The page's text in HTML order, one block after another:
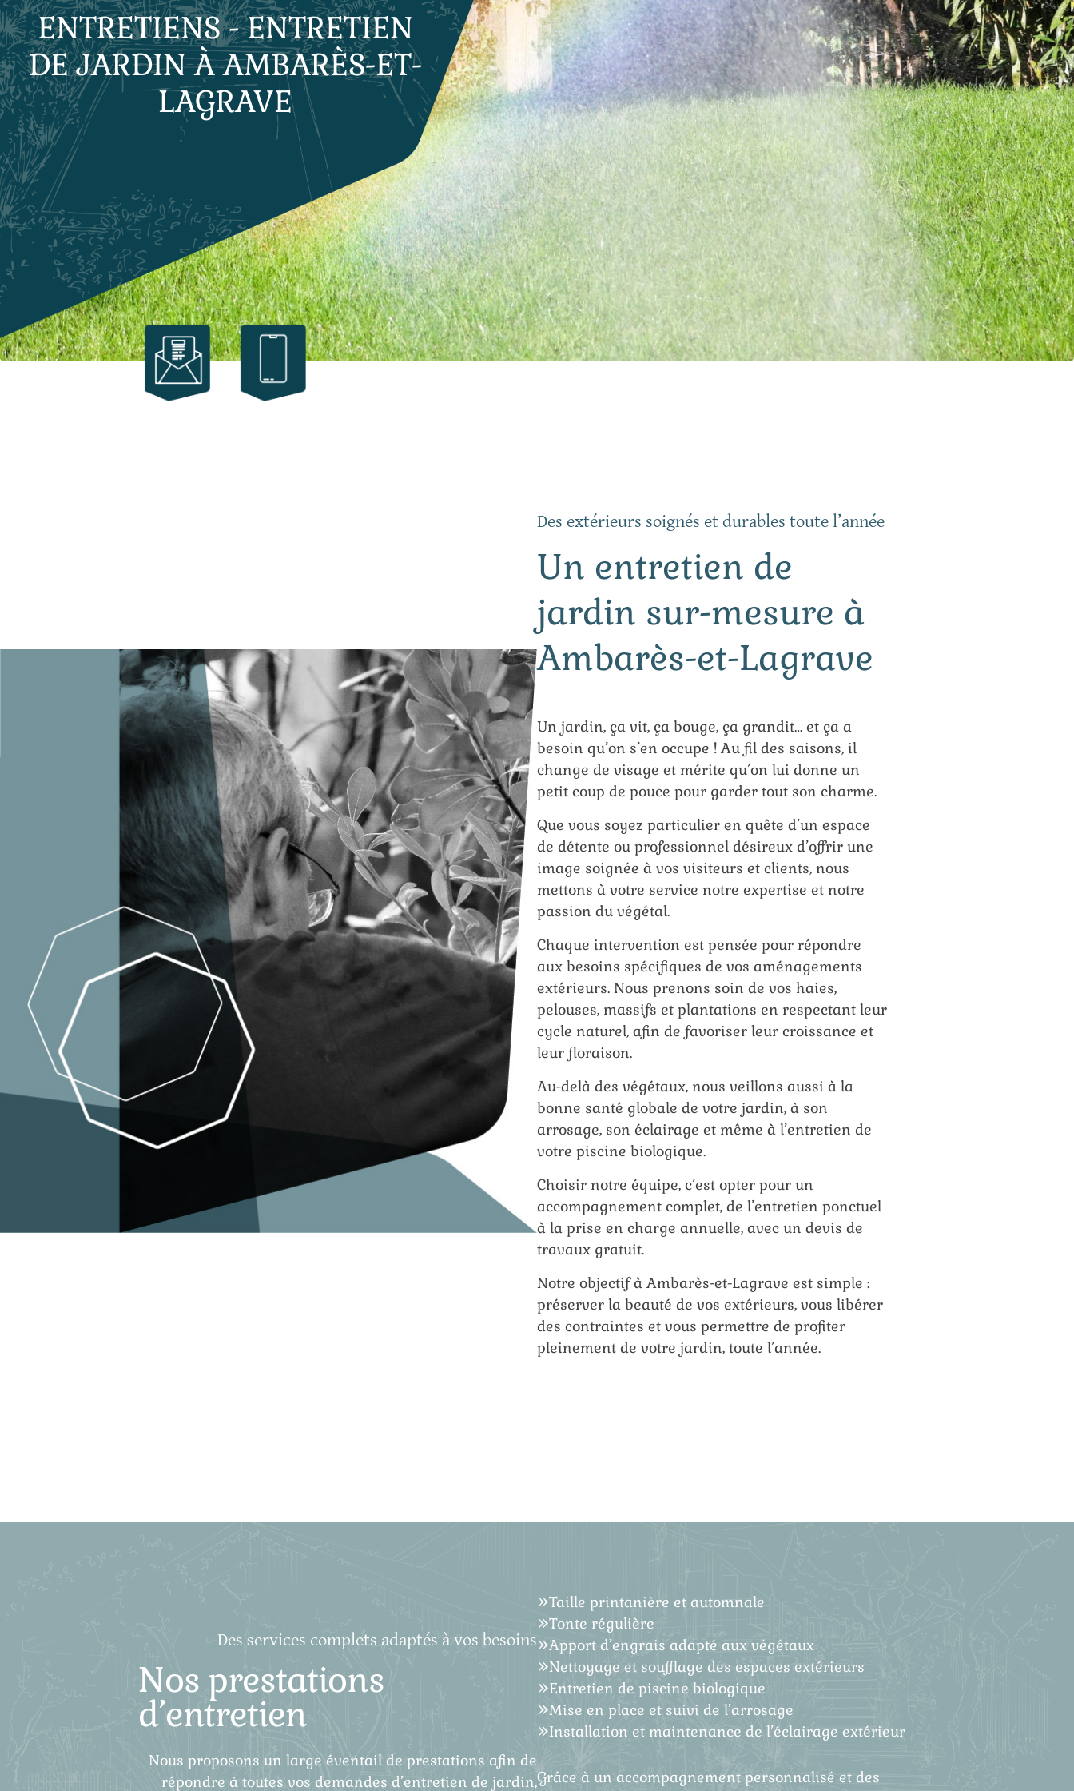
ENTRETIENS - ENTRETIEN
DE JARDIN À AMBARÈS-ET-
LAGRAVE
Des extérieurs soignés et durables toute l’année
Un entretien de
jardin sur-mesure à
Ambarès-et-Lagrave
Un jardin, ça vit, ça bouge, ça grandit… et ça a
besoin qu’on s’en occupe ! Au fil des saisons, il
change de visage et mérite qu’on lui donne un
petit coup de pouce pour garder tout son charme.
Que vous soyez particulier en quête d’un espace
de détente ou professionnel désireux d’offrir une
image soignée à vos visiteurs et clients, nous
mettons à votre service notre expertise et notre
passion du végétal.
Chaque intervention est pensée pour répondre
aux besoins spécifiques de vos aménagements
extérieurs. Nous prenons soin de vos haies,
pelouses, massifs et plantations en respectant leur
cycle naturel, afin de favoriser leur croissance et
leur floraison.
Au-delà des végétaux, nous veillons aussi à la
bonne santé globale de votre jardin, à son
arrosage, son éclairage et même à l’entretien de
votre piscine biologique.
Choisir notre équipe, c’est opter pour un
accompagnement complet, de l’entretien ponctuel
à la prise en charge annuelle, avec un devis de
travaux gratuit.
Notre objectif à Ambarès-et-Lagrave est simple :
préserver la beauté de vos extérieurs, vous libérer
des contraintes et vous permettre de profiter
pleinement de votre jardin, toute l’année.
Des services complets adaptés à vos besoins
Nos prestations
d’entretien
Nous proposons un large éventail de prestations afin de
répondre à toutes vos demandes d’entretien de jardin,
Taille printanière et automnale
Tonte régulière
Apport d’engrais adapté aux végétaux
Nettoyage et soufflage des espaces extérieurs
Entretien de piscine biologique
Mise en place et suivi de l’arrosage
Installation et maintenance de l’éclairage extérieur
Grâce à un accompagnement personnalisé et des